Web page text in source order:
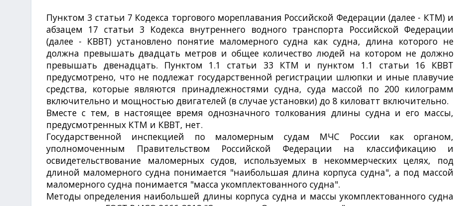
Пунктом 3 статьи 7 Кодекса торгового мореплавания Российской Федерации (далее - КТМ) и
абзацем 17 статьи 3 Кодекса внутреннего водного транспорта Российской Федерации
(далее - КВВТ) установлено понятие маломерного судна как судна, длина которого не
должна превышать двадцать метров и общее количество людей на котором не должно
превышать двенадцать. Пунктом 1.1 статьи 33 КТМ и пунктом 1.1 статьи 16 КВВТ
предусмотрено, что не подлежат государственной регистрации шлюпки и иные плавучие
средства, которые являются принадлежностями судна, суда массой по 200 килограмм
включительно и мощностью двигателей (в случае установки) до 8 киловатт включительно.
Вместе с тем, в настоящее время однозначного толкования длины судна и его массы,
предусмотренных КТМ и КВВТ, нет.
Государственной инспекцией по маломерным судам МЧС России как органом,
уполномоченным Правительством Российской Федерации на классификацию и
освидетельствование маломерных судов, используемых в некоммерческих целях, под
длиной маломерного судна понимается "наибольшая длина корпуса судна", а под массой
маломерного судна понимается "масса укомплектованного судна".
Методы определения наибольшей длины корпуса судна и массы укомплектованного судна